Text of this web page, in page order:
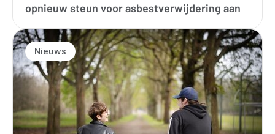
opnieuw steun voor asbestverwijdering aan
Nieuws